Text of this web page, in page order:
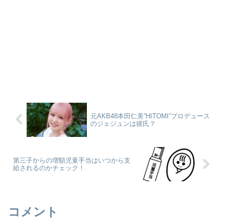
元AKB48本田仁美”HITOMI”プロデュース
のジェジュンは彼氏？
第三子からの増額児童手当はいつから支
給されるのかチェック！
コメント